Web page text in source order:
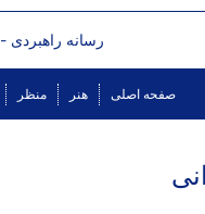
رسانه راهبردی
صفحه اصلی هنر منظر